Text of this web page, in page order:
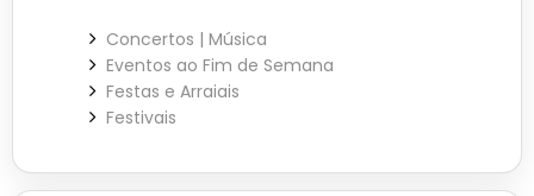
Concertos | Música
Eventos ao Fim de Semana
Festas e Arraiais
Festivais